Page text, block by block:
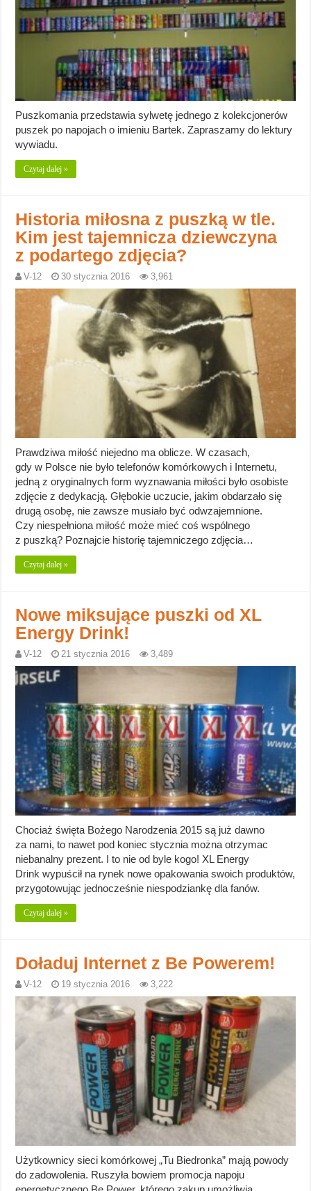
Puszkomania przedstawia sylwetę jednego z kolekcjonerów
puszek po napojach o imieniu Bartek. Zapraszamy do lektury
wywiadu.
Czytaj dalej »
Historia miłosna z puszką w tle.
Kim jest tajemnicza dziewczyna
z podartego zdjęcia?
V-12 30 stycznia 2016 3,961
Prawdziwa miłość niejedno ma oblicze. W czasach,
gdy w Polsce nie było telefonów komórkowych i Internetu,
jedną z oryginalnych form wyznawania miłości było osobiste
zdjęcie z dedykacją. Głębokie uczucie, jakim obdarzało się
drugą osobę, nie zawsze musiało być odwzajemnione.
Czy niespełniona miłość może mieć coś wspólnego
z puszką? Poznajcie historię tajemniczego zdjęcia…
Czytaj dalej »
Nowe miksujące puszki od XL
Energy Drink!
V-12 21 stycznia 2016 3,489
Chociaż święta Bożego Narodzenia 2015 są już dawno
za nami, to nawet pod koniec stycznia można otrzymac
niebanalny prezent. I to nie od byle kogo! XL Energy
Drink wypuścił na rynek nowe opakowania swoich produktów,
przygotowując jednocześnie niespodziankę dla fanów.
Czytaj dalej »
Doładuj Internet z Be Powerem!
V-12 19 stycznia 2016 3,222
Użytkownicy sieci komórkowej „Tu Biedronka” mają powody
do zadowolenia. Ruszyła bowiem promocja napoju